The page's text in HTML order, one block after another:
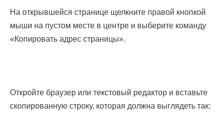
На открывшейся странице щелкните правой кнопкой
мыши на пустом месте в центре и выберите команду
«Копировать адрес страницы».
Откройте браузер или текстовый редактор и вставьте
скопированную строку, которая должна выглядеть так: